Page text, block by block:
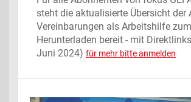
steht die aktualisierte Übersicht der
Vereinbarungen als Arbeitshilfe zum
Herunterladen bereit - mit
Juni 2024) für mehr bitte anmelden